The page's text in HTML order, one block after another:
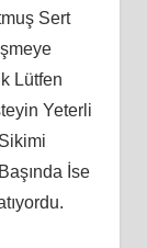
Sert
Lütfen
Yeterli
İse